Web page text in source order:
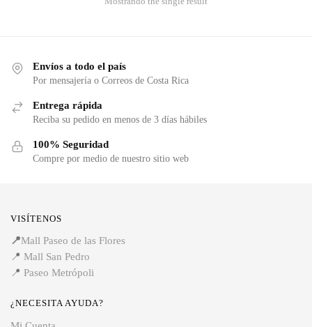
Envíos a todo el país
Por mensajería o Correos de Costa Rica
Entrega rápida
Reciba su pedido en menos de 3 días hábiles
100% Seguridad
Compre por medio de nuestro sitio web
VISÍTENOS
📍Mall Paseo de las Flores
📍 Mall San Pedro
📍 Paseo Metrópoli
¿NECESITA AYUDA?